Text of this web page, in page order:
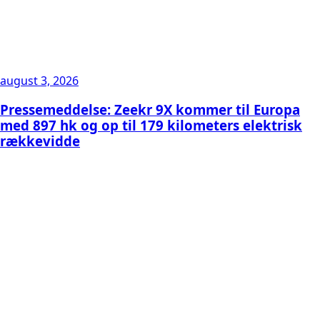
august 3, 2026
Pressemeddelse: Zeekr 9X kommer til Europa
med 897 hk og op til 179 kilometers elektrisk
rækkevidde